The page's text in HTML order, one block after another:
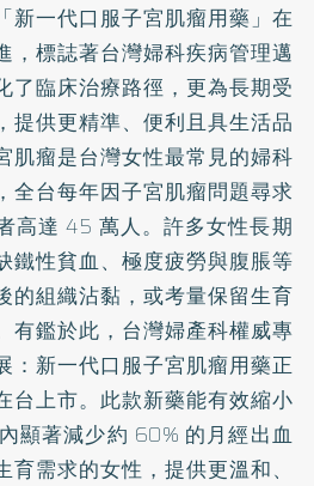
新一代口服子宮肌瘤用藥」在
，標誌著台灣婦科疾病管理邁
了臨床治療路徑，更為長期受
提供更精準、便利且具生活品
肌瘤是台灣女性最常見的婦科
全台每年因子宮肌瘤問題尋求
高達 45 萬人。許多女性長期
鐵性貧血、極度疲勞與腹脹等
的組織沾黏，或考量保留生育
有鑑於此，台灣婦產科權威專
：新一代口服子宮肌瘤用藥正
台上市。此款新藥能有效縮小
顯著減少約 60% 的月經出血
需求的女性，提供更溫和、